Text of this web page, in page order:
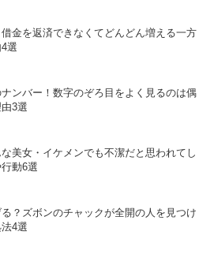
金を返済できなくてどんどん増える一方
選
ンバー！数字のぞろ目をよく見るのは偶
3選
美女・イケメンでも不潔だと思われてし
動6選
？ズボンのチャックが全開の人を見つけ
4選